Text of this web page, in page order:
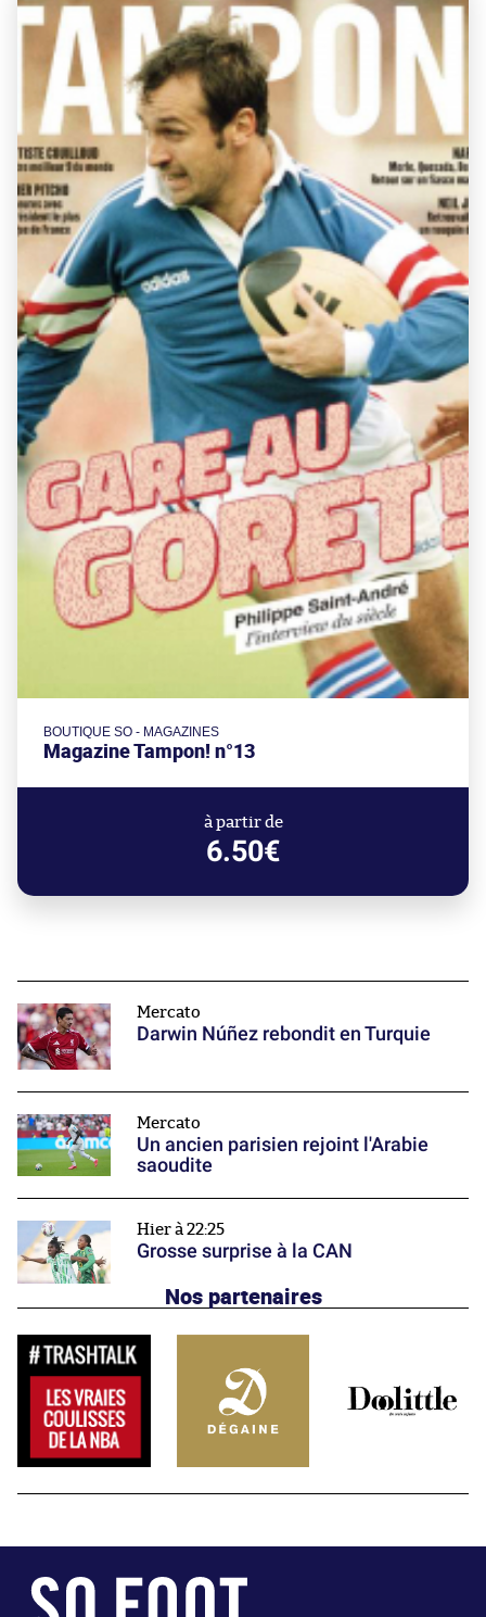
BOUTIQUE SO - MAGAZINES
Magazine Tampon! n°13
à partir de
6.50€
Mercato
Darwin Núñez rebondit en Turquie
Mercato
Un ancien parisien rejoint l'Arabie
saoudite
Hier à 22:25
Grosse surprise à la CAN
Nos partenaires